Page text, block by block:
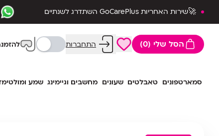
🚀שירות האחריות GoCarePlus השתדרג לשנתיים
שלמות🛡️
הסל שלי (0) התחברות
סמארטפונים טאבלטים שעונים מחשבים וגיימינג שמע